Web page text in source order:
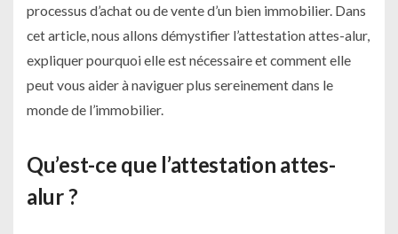
processus d’achat ou de vente d’un bien immobilier. Dans
cet article, nous allons démystifier l’attestation attes-alur,
expliquer pourquoi elle est nécessaire et comment elle
peut vous aider à naviguer plus sereinement dans le
monde de l’immobilier.
Qu’est-ce que l’attestation attes-
alur ?